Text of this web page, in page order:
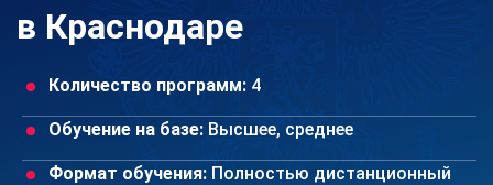
в Краснодаре
Количество программ: 4
Обучение на базе: Высшее, среднее
Формат обучения: Полностью дистанционный